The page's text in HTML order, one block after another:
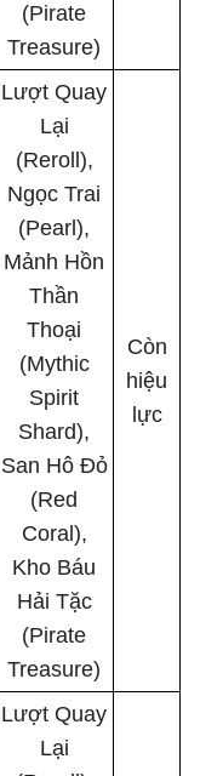
(Pirate
Treasure)
Lượt Quay
Lại
(Reroll),
Ngọc Trai
(Pearl),
Mảnh Hồn
Thần
Thoại
(Mythic
Spirit
Shard),
San Hô Đỏ
(Red
Coral),
Kho Báu
Hải Tặc
(Pirate
Treasure)
Còn
hiệu
lực
Lượt Quay
Lại